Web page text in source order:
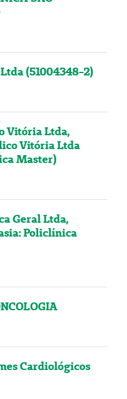
(51004348-2)
Vitória Ltda,
Vitória Ltda
Master)
Geral Ltda,
Policlínica
Cardiológicos